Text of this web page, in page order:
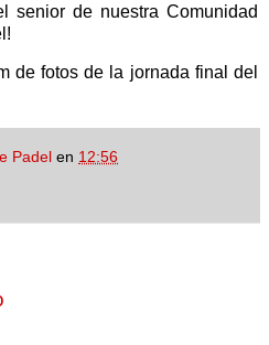
senior de nuestra Comunidad
de fotos de la jornada final del
Padel en 12:56